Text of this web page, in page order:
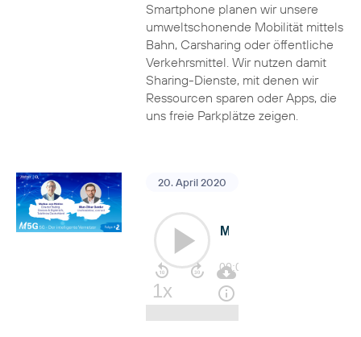
Smartphone planen wir unsere
umweltschonende Mobilität mittels
Bahn, Carsharing oder öffentliche
Verkehrsmittel. Wir nutzen damit
Sharing-Dienste, mit denen wir
Ressourcen sparen oder Apps, die
uns freie Parkplätze zeigen.
20. April 2020